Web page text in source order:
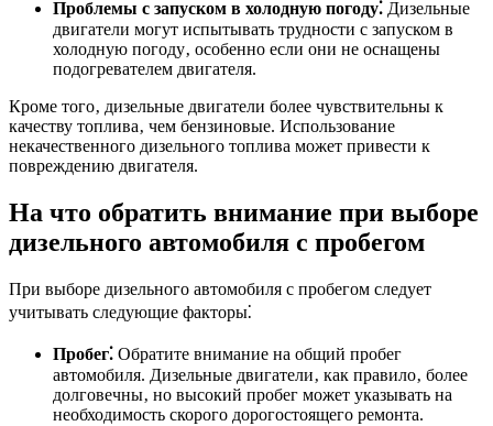
Проблемы с запуском в холодную погоду⁚ Дизельные
двигатели могут испытывать трудности с запуском в
холодную погоду‚ особенно если они не оснащены
подогревателем двигателя.
Кроме того‚ дизельные двигатели более чувствительны к
качеству топлива‚ чем бензиновые. Использование
некачественного дизельного топлива может привести к
повреждению двигателя.
На что обратить внимание при выборе
дизельного автомобиля с пробегом
При выборе дизельного автомобиля с пробегом следует
учитывать следующие факторы⁚
Пробег⁚ Обратите внимание на общий пробег
автомобиля. Дизельные двигатели‚ как правило‚ более
долговечны‚ но высокий пробег может указывать на
необходимость скорого дорогостоящего ремонта.